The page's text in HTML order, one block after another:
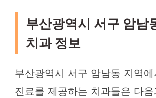
부산광역시 서구 암남
치과 정보
부산광역시 서구 암남동 지역에
진료를 제공하는 치과들은 다음